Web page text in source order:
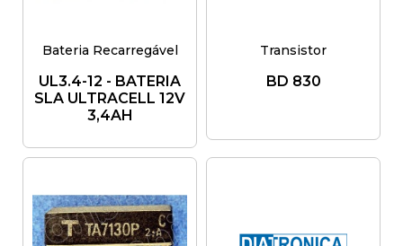
Bateria Recarregável
UL3.4-12 - BATERIA
SLA ULTRACELL 12V
3,4AH
Transistor
BD 830